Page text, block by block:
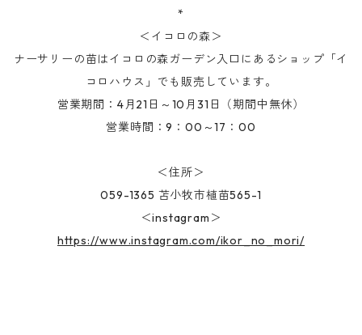
*
＜イコロの森＞
ナーサリーの苗はイコロの森ガーデン入口にあるショップ「イ
コロハウス」でも販売しています。
営業期間：4月21日～10月31日（期間中無休）
営業時間：9：00～17：00
＜住所＞
059-1365 苫小牧市植苗565-1
＜instagram＞
https://www.instagram.com/ikor_no_mori/